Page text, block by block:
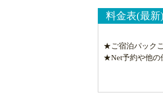
料金表(最新)
★ご宿泊パック
★Net予約や他の